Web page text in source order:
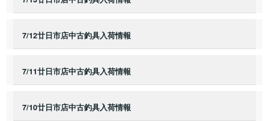
7/12廿日市店中古釣具入荷情報
7/11廿日市店中古釣具入荷情報
7/10廿日市店中古釣具入荷情報